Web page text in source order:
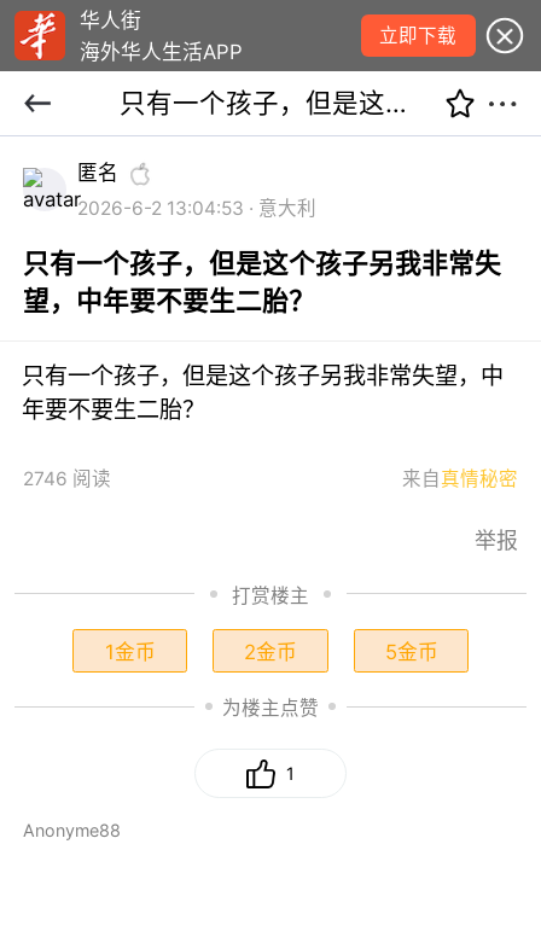
华人街
海外华人生活APP
立即下载
只有一个孩子，但是这个孩子另我非常失望，中年要不要生二胎？
匿名
2026-6-2 13:04:53 · 意大利
只有一个孩子，但是这个孩子另我非常失
望，中年要不要生二胎？
只有一个孩子，但是这个孩子另我非常失望，中
年要不要生二胎？
2746 阅读 来自真情秘密
举报
打赏楼主
1金币 2金币 5金币
为楼主点赞
1
Anonyme88